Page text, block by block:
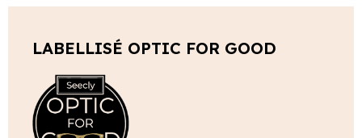
LABELLISÉ OPTIC FOR GOOD